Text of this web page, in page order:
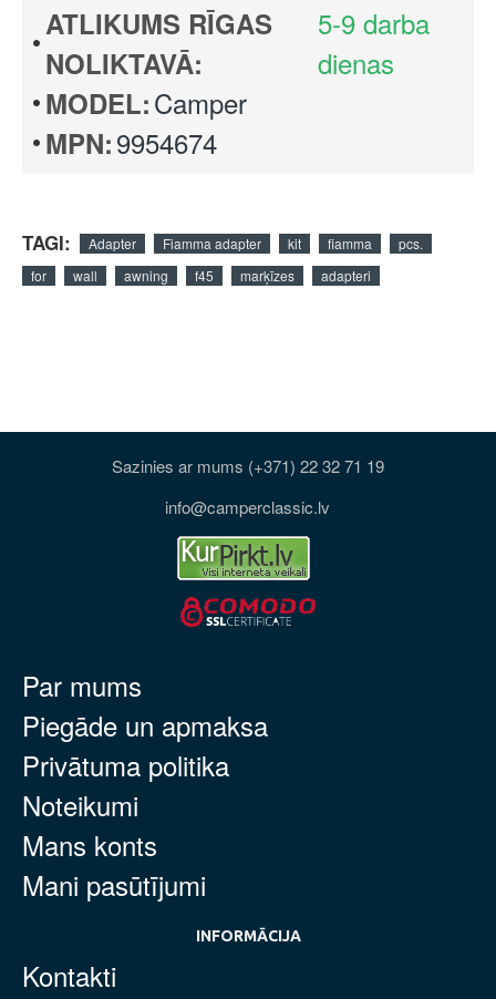
ATLIKUMS RĪGAS
NOLIKTAVĀ:
5-9 darba
dienas
MODEL:Camper
MPN:9954674
TAGI: Adapter Fiamma adapter kit fiamma
pcs.
for
wall awning f45 marķīzes adapteri
Sazinies ar mums (+371) 22 32 71 19
info@camperclassic.lv
Par mums
Piegāde un apmaksa
Privātuma politika
Noteikumi
Mans konts
Mani pasūtījumi
INFORMĀCIJA
Kontakti